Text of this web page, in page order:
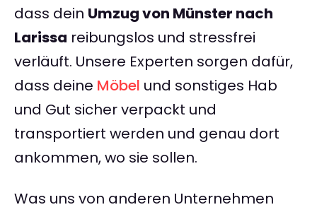
dass dein Umzug von Münster nach
Larissa reibungslos und stressfrei
verläuft. Unsere Experten sorgen dafür,
dass deine Möbel und sonstiges Hab
und Gut sicher verpackt und
transportiert werden und genau dort
ankommen, wo sie sollen.
Was uns von anderen Unternehmen